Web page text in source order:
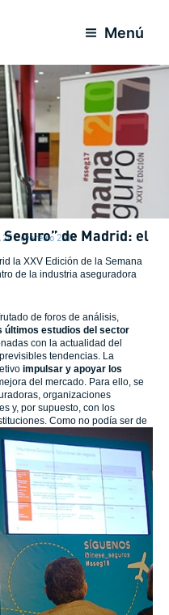
Menú
20 Fevereiro 2018de Madrid: el
la XXV Edición de la Semana
de la industria aseguradora
de foros de análisis,
últimos estudios del sector
con la actualidad del
tendencias. La
impulsar y apoyar los
del mercado. Para ello, se
organizaciones
y, por supuesto, con los
Como no podía ser de